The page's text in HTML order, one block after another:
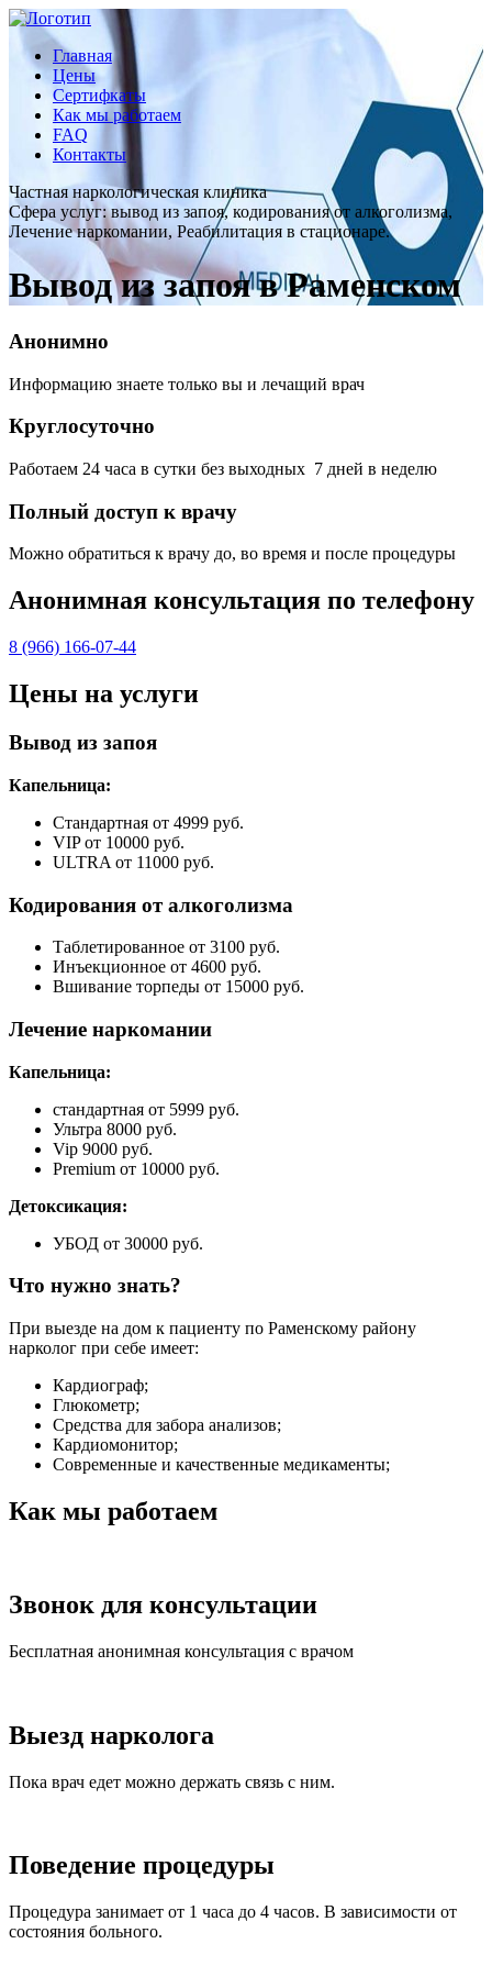
Главная
Цены
Сертифкаты
Как мы работаем
FAQ
Контакты
Частная наркологическая клиника
Сфера услуг: вывод из запоя, кодирования от алкоголизма,
Лечение наркомании, Реабилитация в стационаре.
Вывод из запоя в Раменском
Анонимно
Информацию знаете только вы и лечащий врач
Круглосуточно
Работаем 24 часа в сутки без выходных 7 дней в неделю
Полный доступ к врачу
Можно обратиться к врачу до, во время и после процедуры
Анонимная консультация по телефону
8 (966) 166-07-44
Цены на услуги
Вывод из запоя
Капельница:
Стандартная от 4999 руб.
VIP от 10000 руб.
ULTRA от 11000 руб.
Кодирования от алкоголизма
Таблетированное от 3100 руб.
Инъекционное от 4600 руб.
Вшивание торпеды от 15000 руб.
Лечение наркомании
Капельница:
стандартная от 5999 руб.
Ультра 8000 руб.
Vip 9000 руб.
Premium от 10000 руб.
Детоксикация:
УБОД от 30000 руб.
Что нужно знать?
При выезде на дом к пациенту по Раменскому району
нарколог при себе имеет:
Кардиограф;
Глюкометр;
Средства для забора анализов;
Кардиомонитор;
Современные и качественные медикаменты;
Как мы работаем
Звонок для консультации
Бесплатная анонимная консультация с врачом
Выезд нарколога
Пока врач едет можно держать связь с ним.
Поведение процедуры
Процедура занимает от 1 часа до 4 часов. В зависимости от
состояния больного.